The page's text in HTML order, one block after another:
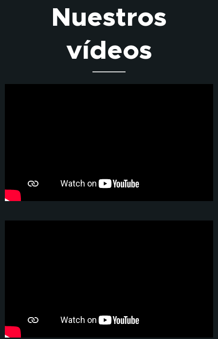
Nuestros
vídeos